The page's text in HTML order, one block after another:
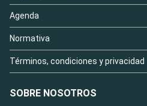
Agenda
Normativa
Términos, condiciones y privacidad
SOBRE NOSOTROS